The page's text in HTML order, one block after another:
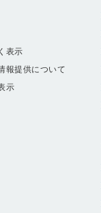
表示
報提供について
示